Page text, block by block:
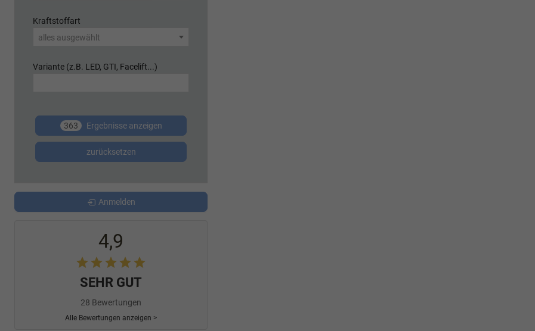
Kraftstoffart
alles ausgewählt
Variante (z.B. LED, GTI, Facelift...)
363 Ergebnisse anzeigen
zurücksetzen
Anmelden
4,9
SEHR GUT
28 Bewertungen
Alle Bewertungen anzeigen >